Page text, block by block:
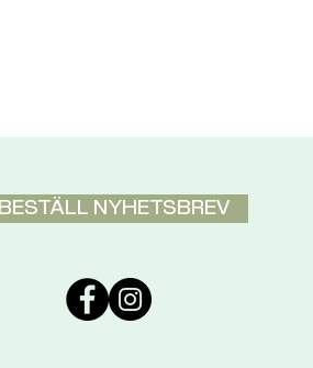
BESTÄLL NYHETSBREV